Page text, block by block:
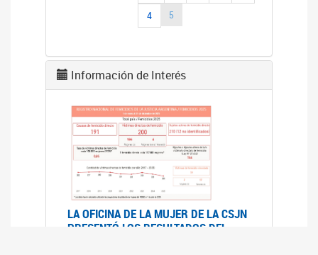
4
5
Información de Interés
LA OFICINA DE LA MUJER DE LA CSJN
PRESENTÓ LOS RESULTADOS DEL